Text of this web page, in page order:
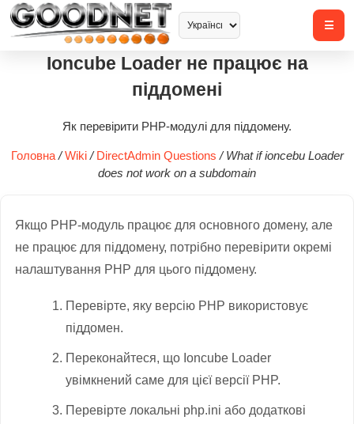
Ioncube Loader не працює на
піддомені
Як перевірити PHP-модулі для піддомену.
Головна / Wiki / DirectAdmin Questions / What if ioncebu Loader
does not work on a subdomain
Якщо PHP-модуль працює для основного домену, але
не працює для піддомену, потрібно перевірити окремі
налаштування PHP для цього піддомену.
Перевірте, яку версію PHP використовує
піддомен.
Переконайтеся, що Ioncube Loader
увімкнений саме для цієї версії PHP.
Перевірте локальні php.ini або додаткові